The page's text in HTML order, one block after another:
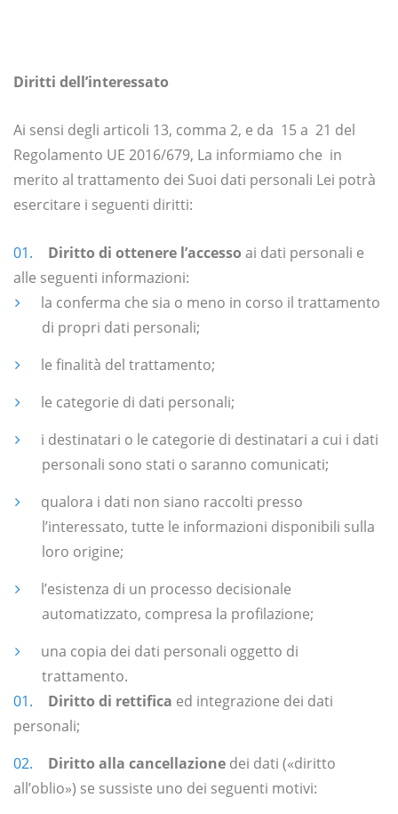
Diritti dell’interessato
Ai sensi degli articoli 13, comma 2, e da 15 a 21 del
Regolamento UE 2016/679, La informiamo che in
merito al trattamento dei Suoi dati personali Lei potrà
esercitare i seguenti diritti:
Diritto di ottenere l’accesso ai dati personali e
alle seguenti informazioni:
la conferma che sia o meno in corso il trattamento
di propri dati personali;
le finalità del trattamento;
le categorie di dati personali;
i destinatari o le categorie di destinatari a cui i dati
personali sono stati o saranno comunicati;
qualora i dati non siano raccolti presso
l’interessato, tutte le informazioni disponibili sulla
loro origine;
l’esistenza di un processo decisionale
automatizzato, compresa la profilazione;
una copia dei dati personali oggetto di
trattamento.
Diritto di rettifica ed integrazione dei dati
personali;
Diritto alla cancellazione dei dati («diritto
all’oblio») se sussiste uno dei seguenti motivi: